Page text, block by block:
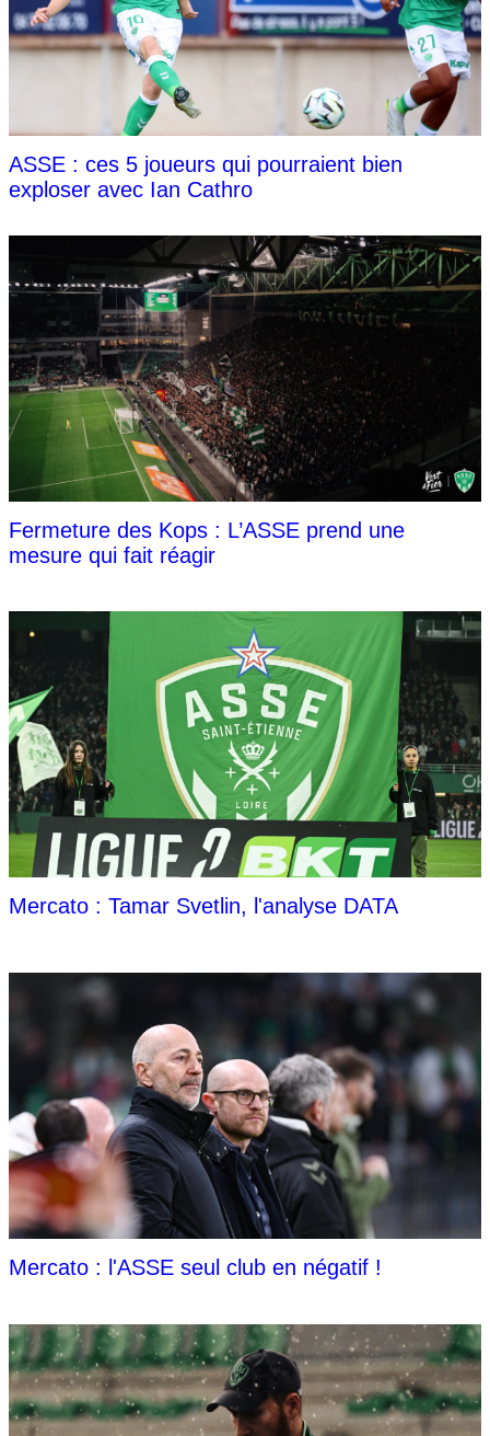
ASSE : ces 5 joueurs qui pourraient bien
exploser avec Ian Cathro
Fermeture des Kops : L’ASSE prend une
mesure qui fait réagir
Mercato : Tamar Svetlin, l'analyse DATA
Mercato : l'ASSE seul club en négatif !